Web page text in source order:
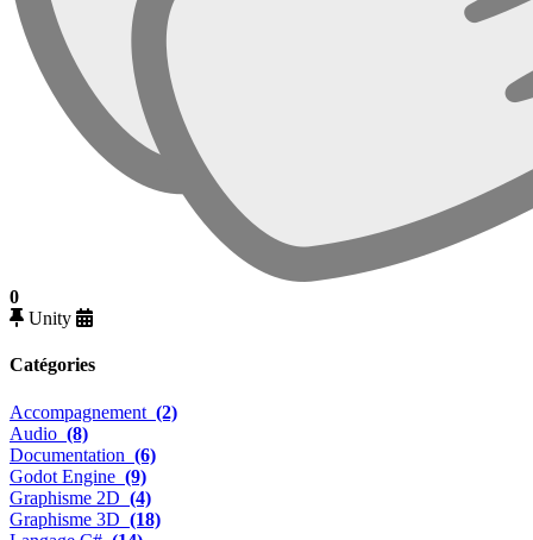
0
Unity
Catégories
Accompagnement (2)
Audio (8)
Documentation (6)
Godot Engine (9)
Graphisme 2D (4)
Graphisme 3D (18)